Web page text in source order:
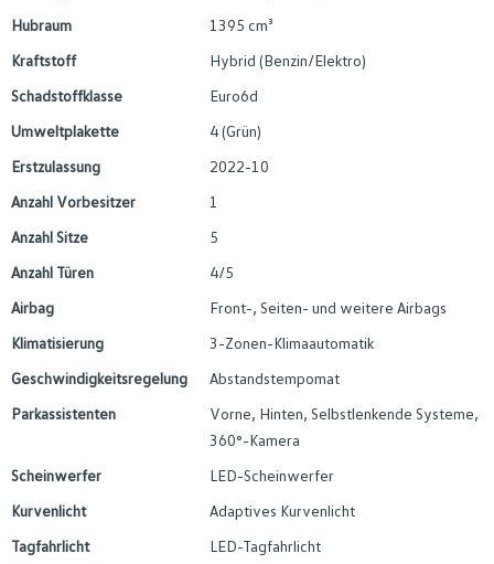
Hubraum
1395 cm³
Kraftstoff
Hybrid (Benzin/Elektro)
Schadstoffklasse
Euro6d
Umweltplakette
4 (Grün)
Erstzulassung
2022-10
Anzahl Vorbesitzer
1
Anzahl Sitze
5
Anzahl Türen
4/5
Airbag
Front-, Seiten- und weitere Airbags
Klimatisierung
3-Zonen-Klimaautomatik
Geschwindigkeitsregelung
Abstandstempomat
Parkassistenten
Vorne, Hinten, Selbstlenkende Systeme,
360°-Kamera
Scheinwerfer
LED-Scheinwerfer
Kurvenlicht
Adaptives Kurvenlicht
Tagfahrlicht
LED-Tagfahrlicht